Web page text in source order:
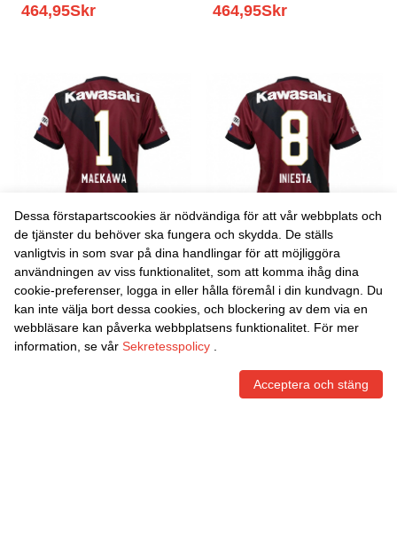
Hemmatröja Matchtröjor
464,95Skr
Matchtröjor 2025/26 Tröjor
464,95Skr
Danxen Kvinnor Daiya
Maekawa #1 Vinröd Svart
Hemmatröja Matchtröjor
2025/26 Tröjor T-Tröja
464,95Skr
Danxen Kvinnor Andres
Iniesta #8 Vinröd Svart
Hemmatröja Matchtröjor
2025/26 Tröjor T-Tröja
464,95Skr
Dessa förstapartscookies är nödvändiga för att vår webbplats och
de tjänster du behöver ska fungera och skydda. De ställs
vanligtvis in som svar på dina handlingar för att möjliggöra
användningen av viss funktionalitet, som att komma ihåg dina
cookie-preferenser, logga in eller hålla föremål i din kundvagn. Du
kan inte välja bort dessa cookies, och blockering av dem via en
webbläsare kan påverka webbplatsens funktionalitet. För mer
information, se vår Sekretesspolicy
Acceptera och stäng